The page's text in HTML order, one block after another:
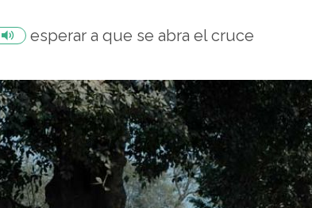
esperar a que se abra el cruce